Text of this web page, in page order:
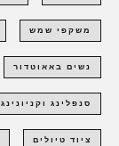
משקפי שמש
נשים באאוטדור
סנפלינג וקניונינג
ציוד טיולים